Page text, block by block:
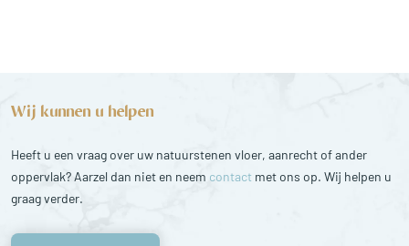
Wij kunnen u helpen
Heeft u een vraag over uw natuurstenen vloer, aanrecht of ander
oppervlak? Aarzel dan niet en neem contact met ons op. Wij helpen u
graag verder.